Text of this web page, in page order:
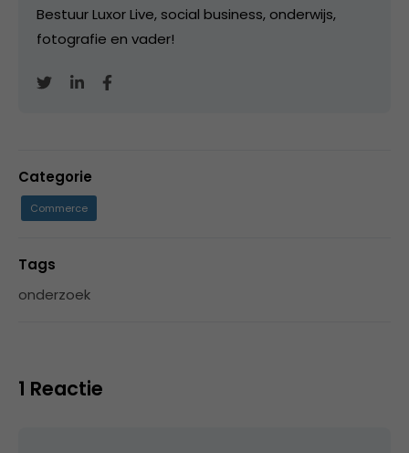
Bestuur Luxor Live, social business, onderwijs,
fotografie en vader!
Categorie
Commerce
Tags
onderzoek
1 Reactie